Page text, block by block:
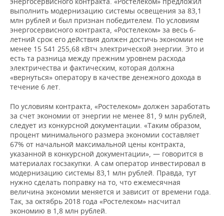
выполнить модернизацию системы освещения за 83,1
млн рублей и был признан победителем. По условиям
энергосервисного контракта, «Ростелеком» за весь 6-
летний срок его действия должен достичь экономии не
менее 15 541 255,68 кВтч электрической энергии. Это и
есть та разница между прежним уровнем расхода
электричества и фактическим, которая должна
«вернуться» оператору в качестве денежного дохода в
течение 6 лет.
По условиям контракта, «Ростелеком» должен заработать
за счет экономии от энергии не менее 81, 9 млн рублей,
следует из конкурсной документации. «Таким образом,
процент минимального размера экономии составляет
67% от начальной максимальной цены контракта,
указанной в конкурсной документации», — говорится в
материалах госзакупки. А сам оператор инвестировал в
модернизацию системы 83,1 млн рублей. Правда, тут
нужно сделать поправку на то, что ежемесячная
величина экономии меняется и зависит от времени года.
Так, за октябрь 2018 года «Ростелеком» насчитал
экономию в 1,8 млн рублей.